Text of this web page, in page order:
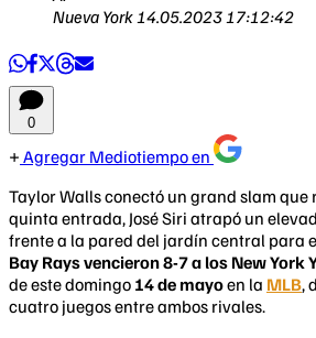
Nueva York 14.05.2023 17:12:42
0
Agregar Mediotiempo en
Taylor Walls conectó un grand slam que
quinta entrada, José Siri atrapó un
frente a la pared del jardín central para
Bay Rays vencieron 8-7 a los New York
de este domingo 14 de mayoen la MLB,
cuatro juegos entre ambos rivales.